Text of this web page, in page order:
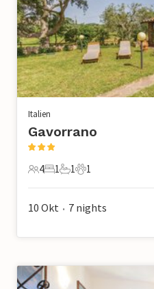
Italien
Gavorrano
4 Gäste
4
1 Schlafzimmer
1
1 Badezimmer
1
1 Haustier
1
10 Okt • 7 nights